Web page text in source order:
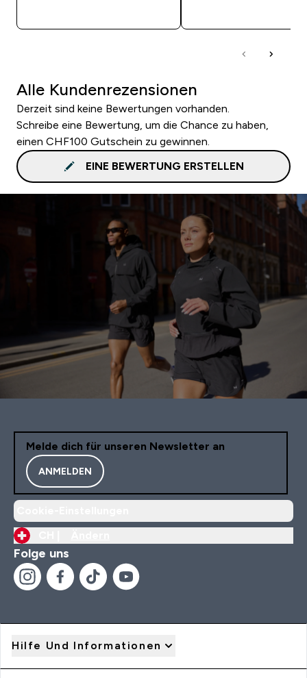
Alle Kundenrezensionen
Derzeit sind keine Bewertungen vorhanden.
Schreibe eine Bewertung, um die Chance zu haben,
einen CHF100 Gutschein zu gewinnen.
EINE BEWERTUNG ERSTELLEN
Melde dich für unseren Newsletter an
ANMELDEN
Folge uns
Hilfe Und Informationen